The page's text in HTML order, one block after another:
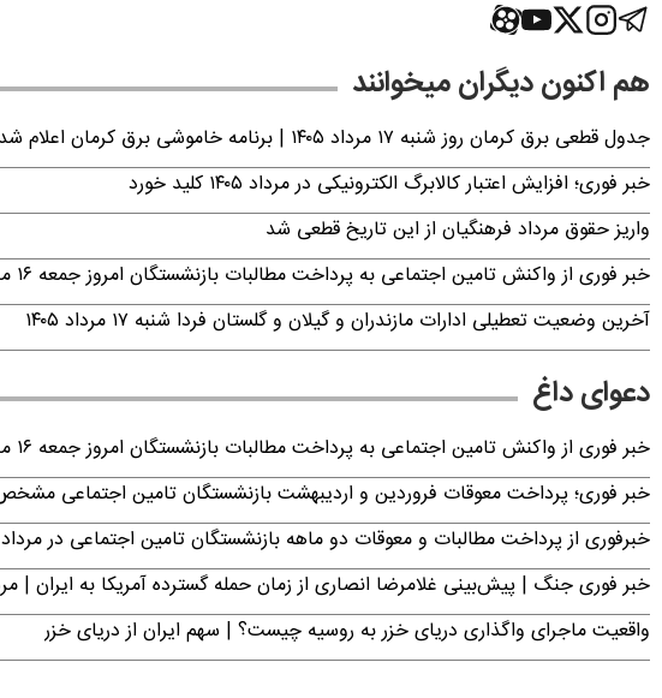
هم اکنون دیگران میخوانند
جدول قطعی برق کرمان روز شنبه ۱۷ مرداد ۱۴۰۵ | برنامه خاموشی برق کرمان اعلام شد
خبر فوری؛ افزایش اعتبار کالابرگ الکترونیکی در مرداد ۱۴۰۵ کلید خورد
واریز حقوق مرداد فرهنگیان از این تاریخ قطعی شد
خبر فوری از واکنش تامین اجتماعی به پرداخت مطالبات بازنشستگان امروز جمعه ۱۶ مرداد ۱۴۰۵
آخرین وضعیت تعطیلی ادارات مازندران و گیلان و گلستان فردا شنبه ۱۷ مرداد ۱۴۰۵
دعوای داغ
خبر فوری از واکنش تامین اجتماعی به پرداخت مطالبات بازنشستگان امروز جمعه ۱۶ مرداد ۱۴۰۵
خبر فوری؛ پرداخت معوقات فروردین و اردیبهشت بازنشستگان تامین اجتماعی
خبرفوری از پرداخت مطالبات و معوقات دو ماهه بازنشستگان تامین اجتماعی در مرداد ۱۴۰۵
خبر فوری جنگ | پیش‌بینی غلامرضا انصاری از زمان حمله گسترده آمریکا به ایران |
واقعیت ماجرای واگذاری دریای خزر به روسیه چیست؟ | سهم ایران از دریای خزر